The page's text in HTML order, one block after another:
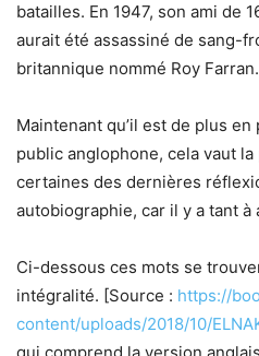
batailles. En 1947, son ami de
aurait été assassiné de sang-
britannique nommé Roy Farran.
Maintenant qu’il est de plus
public anglophone, cela vaut
certaines des dernières
autobiographie, car il y a tant à
Ci-dessous ces mots se
intégralité. [Source : https://
content/uploads/2018/10/